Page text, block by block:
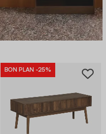
BON PLAN -25%